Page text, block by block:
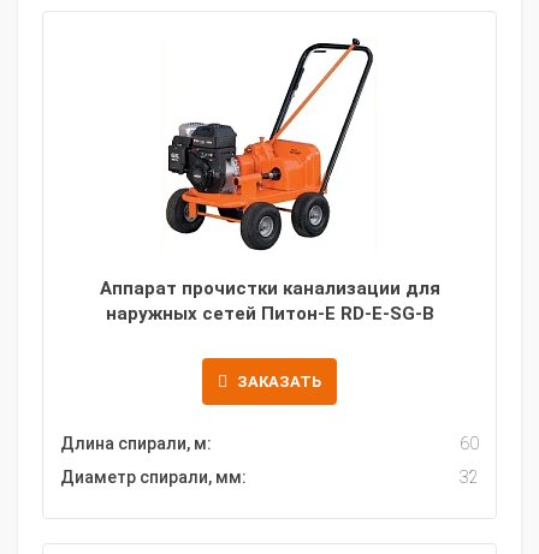
Аппарат прочистки канализации для
наружных сетей Питон-Е RD-E-SG-B
ЗАКАЗАТЬ
Длина спирали, м:
60
Диаметр спирали, мм:
32